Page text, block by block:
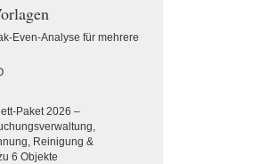
Even-Analyse für mehrere
Paket 2026 –
Reinigung &
6 Objekte